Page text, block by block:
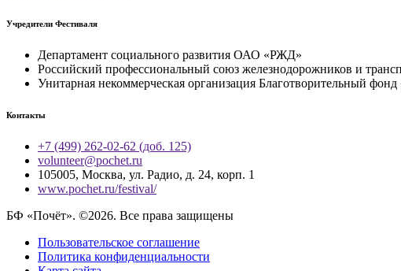
Учредители Фестиваля
Департамент социального развития ОАО «РЖД»
Российский профессиональный союз железнодорожников и
Унитарная некоммерческая организация Благотворительный фонд
Контакты
+7 (499) 262-02-62 (доб. 125)
volunteer@pochet.ru
105005, Москва, ул. Радио, д. 24, корп. 1
www.pochet.ru/festival/
БФ «Почёт». ©2026. Все права защищены
Пользовательское соглашение
Политика конфиденциальности